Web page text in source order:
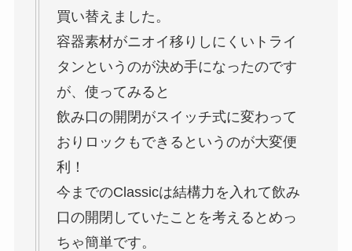
買い替えました。
容器素材がニオイ移りしにくいトライ
タンというのが決め手になったのです
が、使ってみると
飲み口の開閉がスイッチ式に変わって
おりロックもできるというのが大変便
利！
今までのClassicは結構力を入れて飲み
口の開閉していたことを考えるとめっ
ちゃ簡単です。